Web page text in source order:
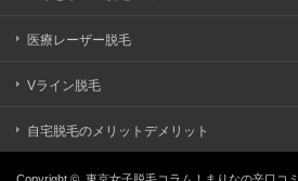
医療レーザー脱毛
Vライン脱毛
自宅脱毛のメリットデメリット